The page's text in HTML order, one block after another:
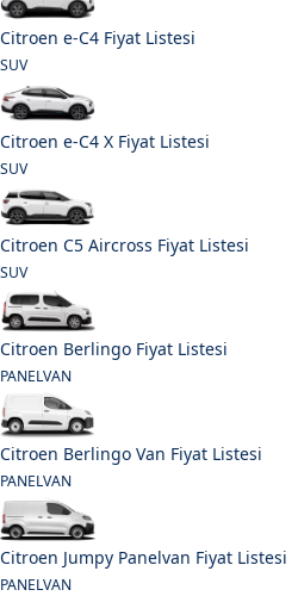
Citroen e-C4 Fiyat Listesi
SUV
Citroen e-C4 X Fiyat Listesi
SUV
Citroen C5 Aircross Fiyat Listesi
SUV
Citroen Berlingo Fiyat Listesi
PANELVAN
Citroen Berlingo Van Fiyat Listesi
PANELVAN
Citroen Jumpy Panelvan Fiyat Listesi
PANELVAN